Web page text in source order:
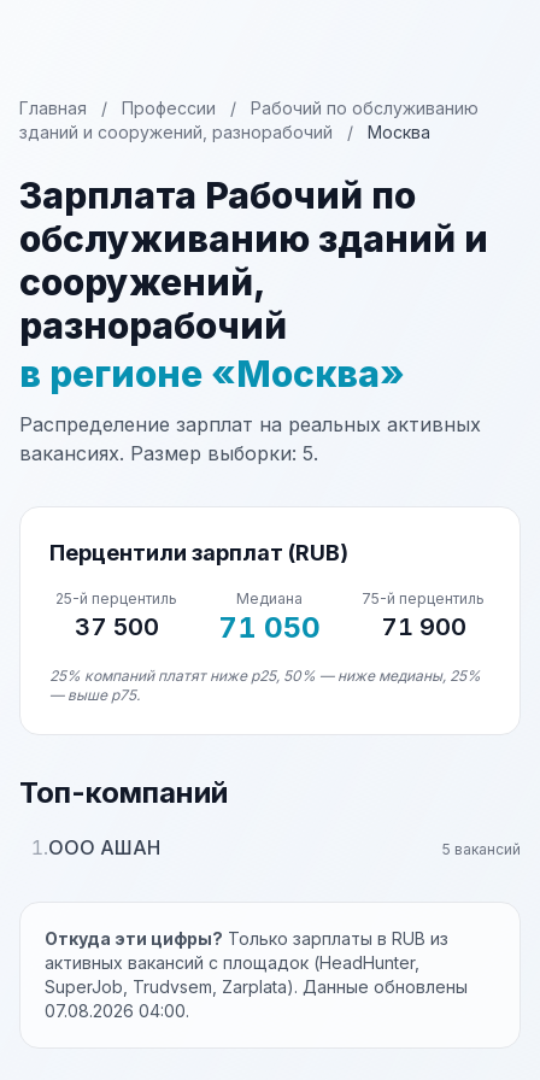
Главная / Профессии /
Рабочий по обслуживанию
зданий и сооружений, разнорабочий
/ Москва
Зарплата Рабочий по
обслуживанию зданий и
сооружений,
разнорабочий
в регионе «Москва»
Распределение зарплат на реальных активных
вакансиях. Размер выборки: 5.
Перцентили зарплат (RUB)
25-й перцентиль
37 500
Медиана
71 050
75-й перцентиль
71 900
25% компаний платят ниже p25, 50% — ниже медианы, 25%
— выше p75.
Топ-компаний
1.ООО АШАН 5 вакансий
Откуда эти цифры? Только зарплаты в RUB из
активных вакансий с площадок (HeadHunter,
SuperJob, Trudvsem, Zarplata). Данные обновлены
07.08.2026 04:00.